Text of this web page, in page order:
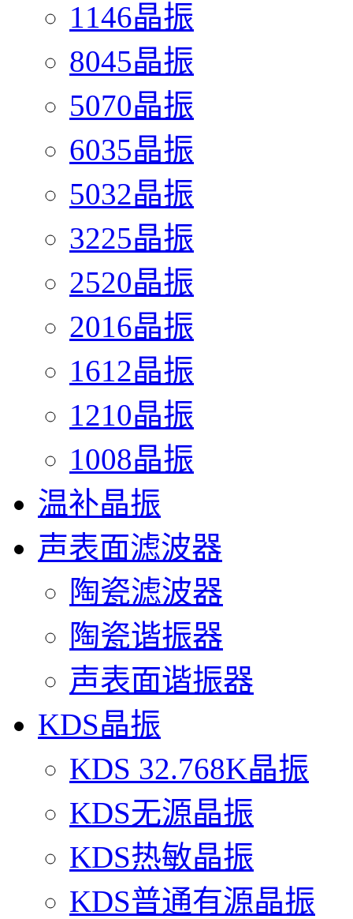
1146晶振
8045晶振
5070晶振
6035晶振
5032晶振
3225晶振
2520晶振
2016晶振
1612晶振
1210晶振
1008晶振
温补晶振
声表面滤波器
陶瓷滤波器
陶瓷谐振器
声表面谐振器
KDS晶振
KDS 32.768K晶振
KDS无源晶振
KDS热敏晶振
KDS普通有源晶振